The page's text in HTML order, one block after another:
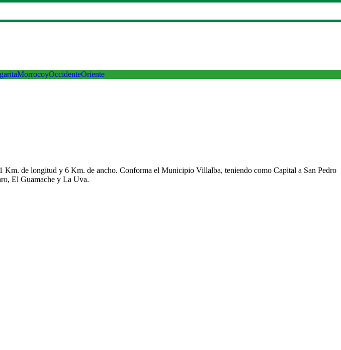
MorrocoyOccidenteOriente
Km. de longitud y 6 Km. de ancho. Conforma el Municipio Villalba, teniendo como Capital a San Pedro
El Guamache y La Uva.